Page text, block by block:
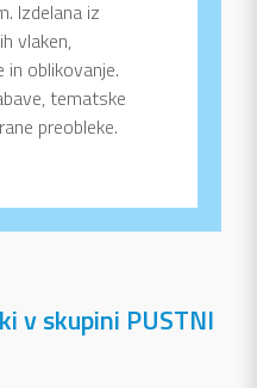
Izdelana iz
vlaken,
oblikovanje.
tematske
preobleke.
v skupini PUSTNI